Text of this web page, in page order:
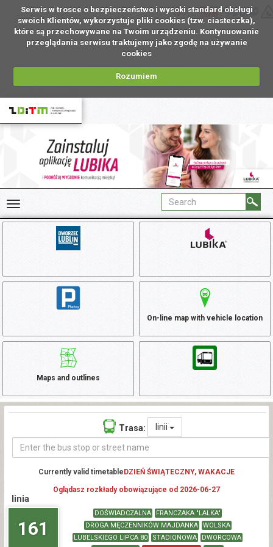
Serwis w trosce o bezpieczeństwo i wysoki standard obsługi
swoich Klientów, wykorzystuje pliki cookies (tzw. ciasteczka),
które są przechowywane na Twoim urządzeniu. Kontynuowanie
przeglądania serwisu traktujemy jako zgodę na używanie
cookies
Rozumiem
EN
On-line map with vehicle location
Maps and outlines
Trasa: linii
Currently valid timetable DZIEŃ ŚWIĄTECZNY, WAKACJE
Oglądasz rozkłady obowiązujące od 2026-06-27
linia
161
DOŚWIADCZALNA
FRANCZAKA "LALKA"
DROGA MĘCZENNIKÓW MAJDANKA
WOLSKA
LUBELSKIEGO LIPCA 80
STADIONOWA
DWORCOWA